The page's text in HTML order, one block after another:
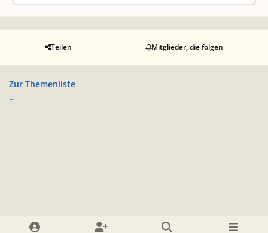
Teilen Mitglieder, die folgen
Zur Themenliste